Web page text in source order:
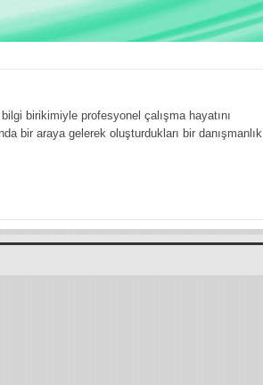
birikimiyle profesyonel çalışma hayatını
bir araya gelerek oluşturdukları bir danışmanlık